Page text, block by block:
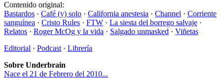
Contenido original:
Bastardos · Café (y) solo · California anestesia · Channel · Corriente
sanguínea · Cristo Rules · FTW · La siesta del borrego salvaje ·
Relatos · Roger McOg y la vida · Salgado unmasked · Viñetas
Editorial · Podcast · Librería
Sobre Underbrain
Nace el 21 de Febrero del 2010...